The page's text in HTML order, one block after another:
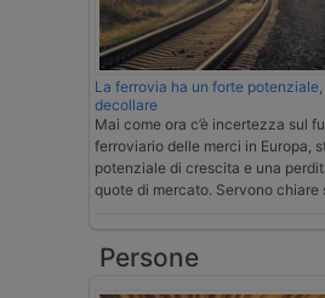
La ferrovia ha un forte
decollare
Mai come ora c’è incertezza sul
ferroviario delle merci in Europa,
potenziale di crescita e una
quote di mercato. Servono
Persone